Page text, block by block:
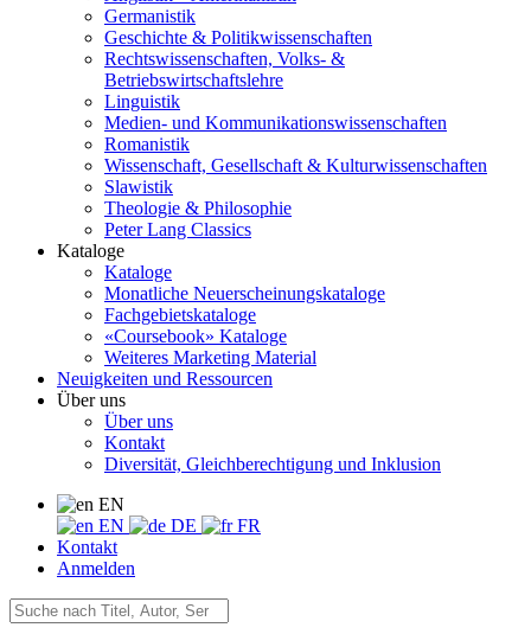
Germanistik
Geschichte & Politikwissenschaften
Rechtswissenschaften, Volks- &
Betriebswirtschaftslehre
Linguistik
Medien- und Kommunikationswissenschaften
Romanistik
Wissenschaft, Gesellschaft & Kulturwissenschaften
Slawistik
Theologie & Philosophie
Peter Lang Classics
Kataloge
Kataloge
Monatliche Neuerscheinungskataloge
Fachgebietskataloge
«Coursebook» Kataloge
Weiteres Marketing Material
Neuigkeiten und Ressourcen
Über uns
Über uns
Kontakt
Diversität, Gleichberechtigung und Inklusion
EN
EN
DE
FR
Kontakt
Anmelden